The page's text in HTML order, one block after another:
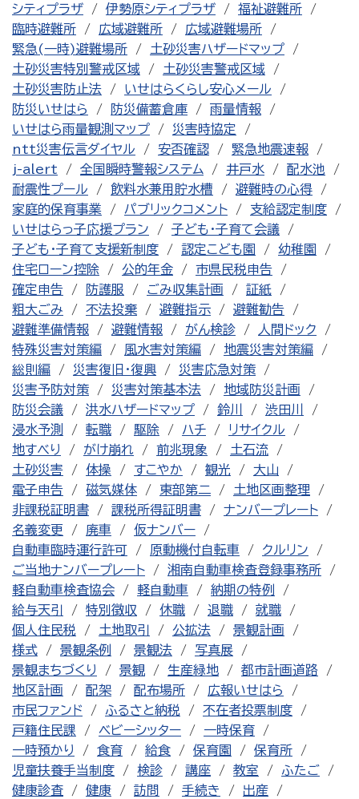
シティプラザ 伊勢原シティプラザ
福祉避難所
臨時避難所
広域避難所
広域避難場所
緊急(一時)避難場所
土砂災害ハザードマップ
土砂災害特別警戒区域
土砂災害警戒区域
土砂災害防止法
いせはらくらし安心メール
防災いせはら
防災備蓄倉庫
雨量情報
いせはら雨量観測マップ
災害時協定
ntt災害伝言ダイヤル
安否確認
緊急地震速報
j-alert
全国瞬時警報システム 井戸水
配水池
耐震性プール
飲料水兼用貯水槽
避難時の心得
家庭的保育事業
パブリックコメント
支給認定制度
いせはらっ子応援プラン
子ども・子育て会議
子ども・子育て支援新制度
認定こども園
幼稚園
住宅ローン控除
公的年金
市県民税申告
確定申告
防護服 ごみ収集計画
証紙
粗大ごみ
不法投棄 避難指示
避難勧告
避難準備情報
避難情報 がん検診
人間ドック
特殊災害対策編
風水害対策編
地震災害対策編
総則編
災害復旧・復興
災害応急対策
災害予防対策
災害対策基本法
地域防災計画
防災会議
洪水ハザードマップ 鈴川
渋田川
浸水予測
転職 駆除 ハチ
リサイクル
地すべり
がけ崩れ 前兆現象
土石流
土砂災害
体操 すこやか 観光
大山
電子申告
磁気媒体 東部第二
土地区画整理
非課税証明書
課税所得証明書
ナンバープレート
名義変更
廃車
仮ナンバー
自動車臨時運行許可
原動機付自転車
クルリン
ご当地ナンバープレート
湘南自動車検査登録事務所
軽自動車検査協会
軽自動車
納期の特例
給与天引
特別徴収 休職 退職
就職
個人住民税
土地取引 公拡法
景観計画
様式
景観条例 景観法
写真展
景観まちづくり
景観 生産緑地
都市計画道路
地区計画
配架 配布場所
広報いせはら
市民ファンド
ふるさと納税
不在者投票制度
戸籍住民課
ベビーシッター
一時保育
一時預かり
食育 給食 保育園
保育所
児童扶養手当制度
検診 講座 教室
ふたご
健康診査
健康 訪問 手続き
出産